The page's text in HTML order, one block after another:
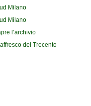
Milano
Milano
l’archivio
del Trecento